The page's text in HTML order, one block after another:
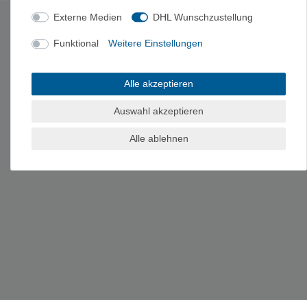
Externe Medien DHL Wunschzustellung
Funktional Weitere Einstellungen
Alle akzeptieren
Auswahl akzeptieren
Alle ablehnen